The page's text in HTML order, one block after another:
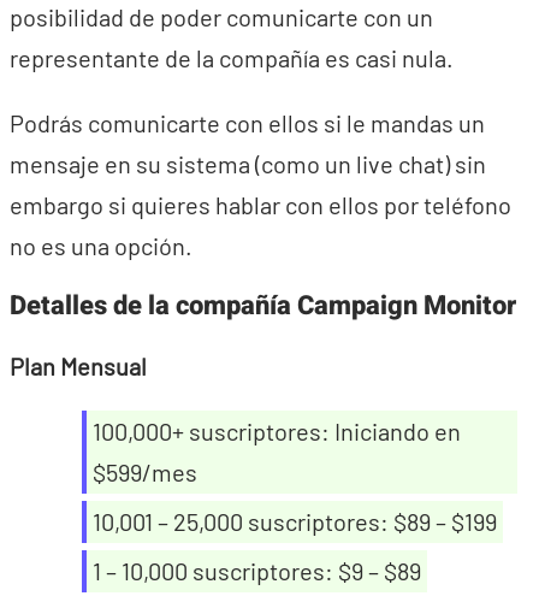
posibilidad de poder comunicarte con un
representante de la compañía es casi nula.
Podrás comunicarte con ellos si le mandas un
mensaje en su sistema (como un live chat) sin
embargo si quieres hablar con ellos por teléfono
no es una opción.
Detalles de la compañía Campaign Monitor
Plan Mensual
100,000+ suscriptores: Iniciando en
$599/mes
10,001 – 25,000 suscriptores: $89 – $199
1 – 10,000 suscriptores: $9 – $89